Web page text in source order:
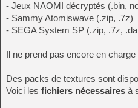
- Jeux NAOMI décryptés (.bin,
- Sammy Atomiswave (.zip, .7z)
- SEGA System SP (.zip, .7z,
Il ne prend pas encore en
Des packs de textures sont
Voici les fichiers nécessaires à